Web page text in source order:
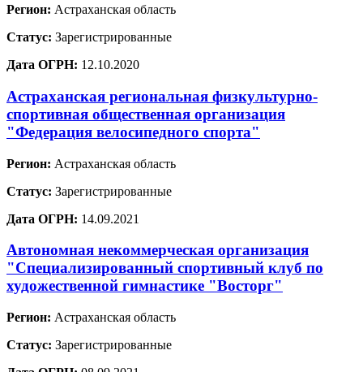
Регион: Астраханская область
Статус: Зарегистрированные
Дата ОГРН: 12.10.2020
Астраханская региональная физкультурно-
спортивная общественная организация
"Федерация велосипедного спорта"
Регион: Астраханская область
Статус: Зарегистрированные
Дата ОГРН: 14.09.2021
Автономная некоммерческая организация
"Специализированный спортивный клуб по
художественной гимнастике "Восторг"
Регион: Астраханская область
Статус: Зарегистрированные